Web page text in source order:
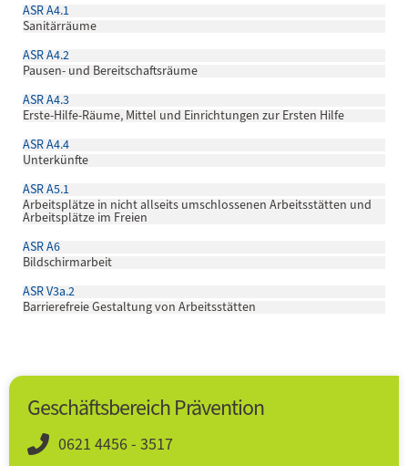
ASR A4.1
Sanitärräume
ASR A4.2
Pausen- und Bereitschaftsräume
ASR A4.3
Erste-Hilfe-Räume, Mittel und Einrichtungen zur Ersten Hilfe
ASR A4.4
Unterkünfte
ASR A5.1
Arbeitsplätze in nicht allseits umschlossenen Arbeitsstätten und
Arbeitsplätze im Freien
ASR A6
Bildschirmarbeit
ASR V3a.2
Barrierefreie Gestaltung von Arbeitsstätten
Geschäftsbereich Prävention
0621 4456 - 3517